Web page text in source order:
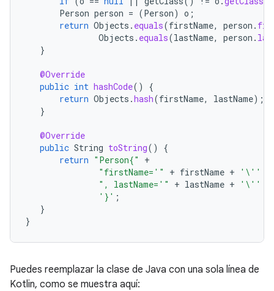
Person person = (Person) o ;
return Objects . equals(firstName, person .
Objects . equals(lastName, person .
}
@Override
public int hashCode()
{
return Objects .hash(firstName, lastName);
}
@Override
public String toString()
{
return "Person{"
+
"firstName='"
+ firstName + '\''
", lastName='"
+ lastName + '\''
'}' ;
}
}
Puedes reemplazar la clase de Java con una sola línea de
Kotlin, como se muestra aquí: